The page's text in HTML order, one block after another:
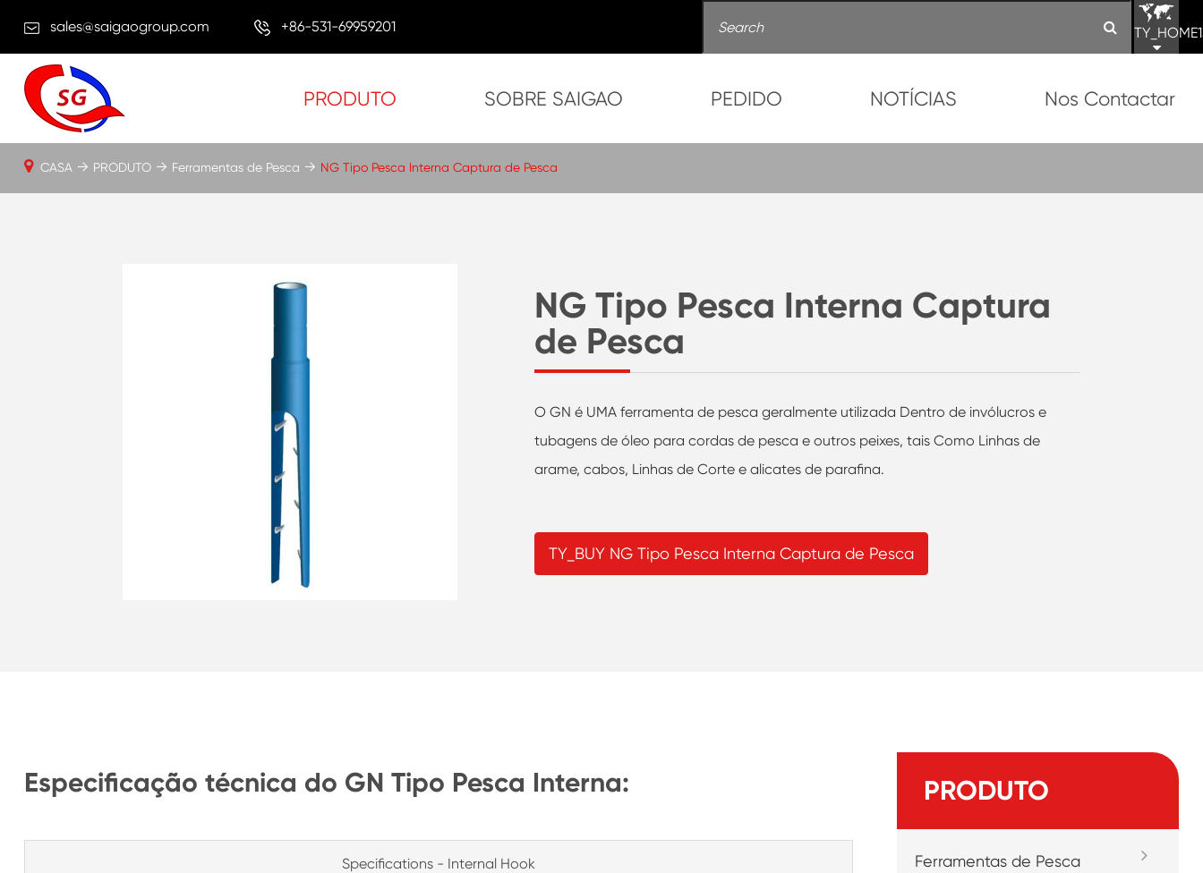
sales@saigaogroup.com +86-531-69959201
PRODUTO SOBRE SAIGAO PEDIDO NOTÍCIAS Nos Contactar
NG Tipo Pesca Interna Captura
de Pesca
O GN é UMA ferramenta de pesca geralmente utilizada Dentro de invólucros e
tubagens de óleo para cordas de pesca e outros peixes, tais Como Linhas de
arame, cabos, Linhas de Corte e alicates de parafina.
TY_BUY NG Tipo Pesca Interna Captura de Pesca
CASA PRODUTO Ferramentas de Pesca NG Tipo Pesca Interna Captura de Pesca
Especificação técnica do GN Tipo Pesca Interna:
Specifications - Internal Hook
PRODUTO
Ferramentas de Pesca